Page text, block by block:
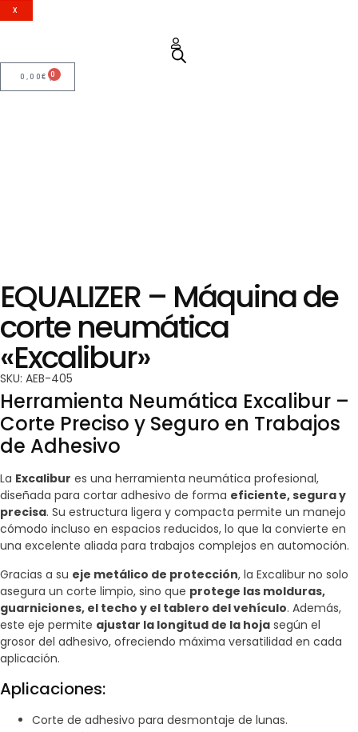
X
0,00€ 0
EQUALIZER – Máquina de
corte neumática
«Excalibur»
SKU: AEB-405
Herramienta Neumática Excalibur –
Corte Preciso y Seguro en Trabajos
de Adhesivo
La Excalibur es una herramienta neumática profesional,
diseñada para cortar adhesivo de forma eficiente, segura y
precisa. Su estructura ligera y compacta permite un manejo
cómodo incluso en espacios reducidos, lo que la convierte en
una excelente aliada para trabajos complejos en automoción.
Gracias a su eje metálico de protección, la Excalibur no solo
asegura un corte limpio, sino que protege las molduras,
guarniciones, el techo y el tablero del vehículo. Además,
este eje permite ajustar la longitud de la hoja según el
grosor del adhesivo, ofreciendo máxima versatilidad en cada
aplicación.
Aplicaciones:
Corte de adhesivo para desmontaje de lunas.